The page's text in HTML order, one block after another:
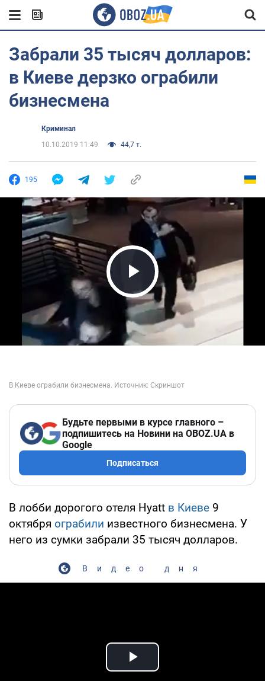
Забрали 35 тысяч долларов:
в Киеве дерзко ограбили
бизнесмена
Криминал
10.10.2019 11:49
44,7 т.
195
Play Video
Будьте первыми в курсе главного –
подпишитесь на Новини на OBOZ.UA в
Google
Подписаться
В лобби дорогого отеля Hyatt в Киеве 9
октября ограбили известного бизнесмена. У
него из сумки забрали 35 тысяч долларов.
Видео дня
Play Video